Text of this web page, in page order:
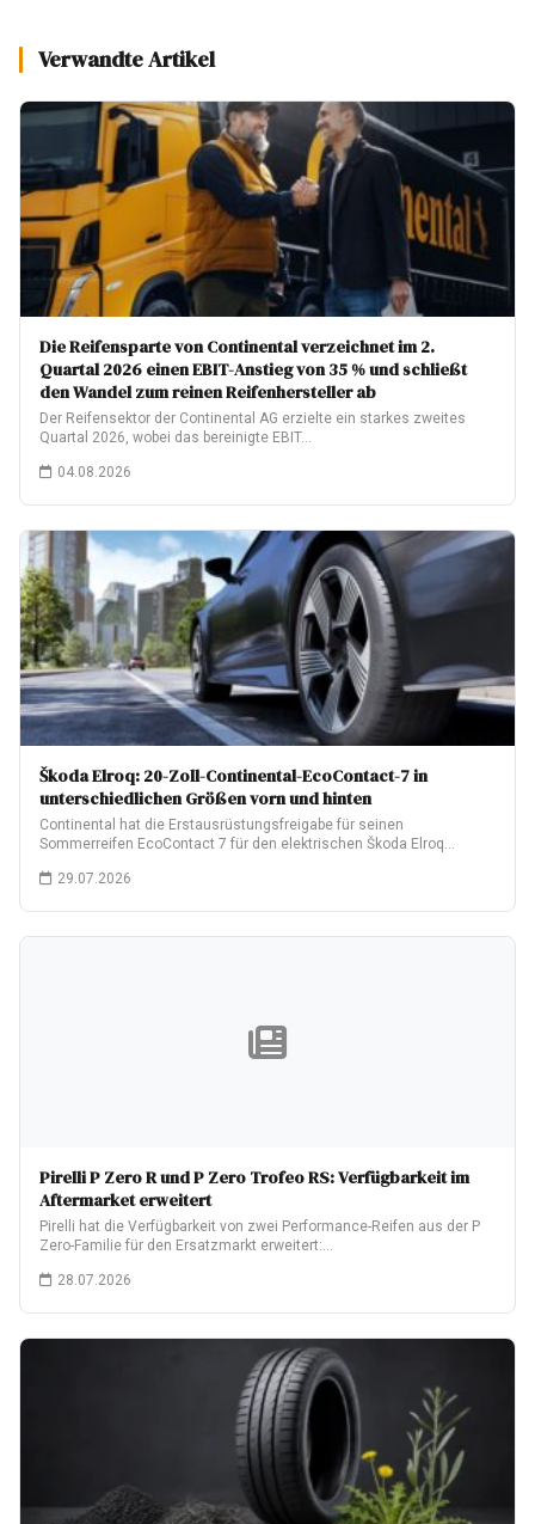
Verwandte Artikel
Die Reifensparte von Continental verzeichnet im 2.
Quartal 2026 einen EBIT-Anstieg von 35 % und schließt
den Wandel zum reinen Reifenhersteller ab
Der Reifensektor der Continental AG erzielte ein starkes zweites
Quartal 2026, wobei das bereinigte EBIT…
04.08.2026
Škoda Elroq: 20-Zoll-Continental-EcoContact-7 in
unterschiedlichen Größen vorn und hinten
Continental hat die Erstausrüstungsfreigabe für seinen
Sommerreifen EcoContact 7 für den elektrischen Škoda Elroq
29.07.2026
Pirelli P Zero R und P Zero Trofeo RS: Verfügbarkeit im
Aftermarket erweitert
Pirelli hat die Verfügbarkeit von zwei Performance-Reifen aus der P
Zero-Familie für den Ersatzmarkt erweitert:…
28.07.2026